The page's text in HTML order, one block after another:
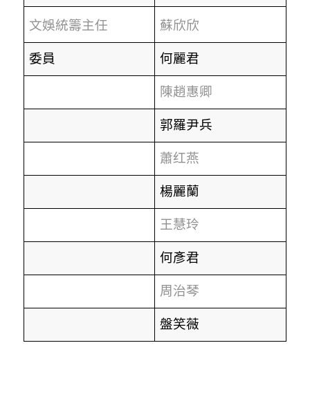
文娛統籌主任 蘇欣欣
委員 何麗君
陳趙惠卿
郭羅尹兵
蕭红燕
楊麗蘭
王慧玲
何彥君
周治琴
盤笑薇